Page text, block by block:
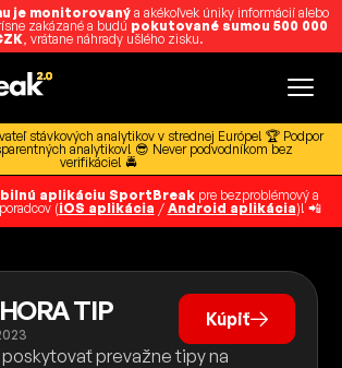
je monitorovaný a akékoľvek úniky informácií alebo
zakázané a budú pokutované sumou 500 000
, vrátane náhrady ušlého zisku.
stávkových analytikov v strednej Európe! 🏆 Podpor
analytikov! 😎 Never podvodníkom bez
verifikácie! 🚔
aplikáciu SportBreakpre bezproblémový a
(iOS aplikácia / Android aplikácia)! 📲
TIP
Kúpiť
poskytovať prevažne tipy na